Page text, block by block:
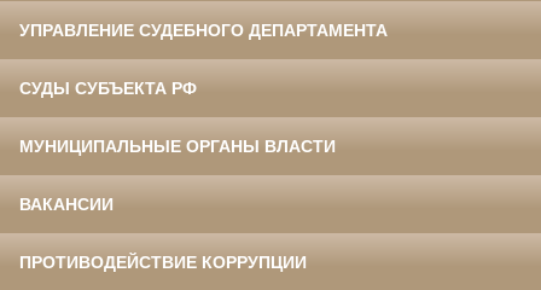
УПРАВЛЕНИЕ СУДЕБНОГО ДЕПАРТАМЕНТА
СУДЫ СУБЪЕКТА РФ
МУНИЦИПАЛЬНЫЕ ОРГАНЫ ВЛАСТИ
ВАКАНСИИ
ПРОТИВОДЕЙСТВИЕ КОРРУПЦИИ